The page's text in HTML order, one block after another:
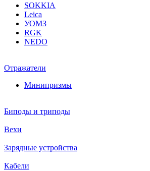
SOKKIA
Leica
УОМЗ
RGK
NEDO
Отражатели
Минипризмы
Биподы и триподы
Вехи
Зарядные устройства
Кабели